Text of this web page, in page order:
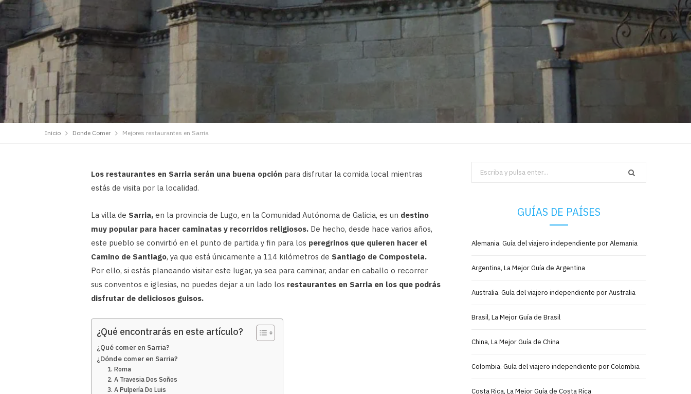
Inicio Donde Comer Mejores restaurantes en Sarria
Los restaurantes en Sarria serán una buena opción para disfrutar la comida local mientras
estás de visita por la localidad.
La villa de Sarria, en la provincia de Lugo, en la Comunidad Autónoma de Galicia, es un destino
muy popular para hacer caminatas y recorridos religiosos. De hecho, desde hace varios años,
este pueblo se convirtió en el punto de partida y fin para los peregrinos que quieren hacer el
Camino de Santiago, ya que está únicamente a 114 kilómetros de Santiago de Compostela.
Por ello, si estás planeando visitar este lugar, ya sea para caminar, andar en caballo o recorrer
sus conventos e iglesias, no puedes dejar a un lado los restaurantes en Sarria en los que podrás
disfrutar de deliciosos guisos.
¿Qué encontrarás en este artículo?
¿Qué comer en Sarria?
¿Dónde comer en Sarria?
1. Roma
2. A Travesia Dos Soños
3. A Pulpería Do Luis
Search
for:
GUÍAS DE PAÍSES
Alemania. Guía del viajero independiente por Alemania
Argentina, La Mejor Guía de Argentina
Australia. Guía del viajero independiente por Australia
Brasil, La Mejor Guía de Brasil
China, La Mejor Guía de China
Colombia. Guía del viajero independiente por Colombia
Costa Rica, La Mejor Guía de Costa Rica